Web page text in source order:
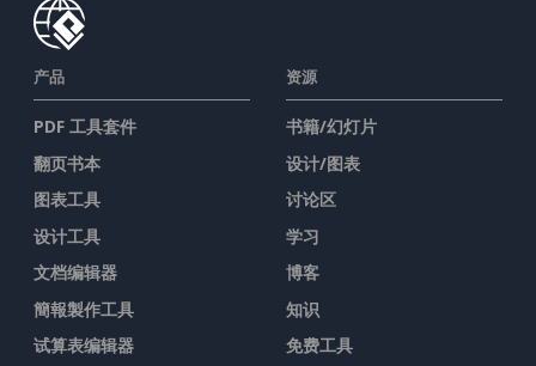
产品
PDF 工具套件
翻页书本
图表工具
设计工具
文档编辑器
簡報製作工具
试算表编辑器
资源
书籍/幻灯片
设计/图表
讨论区
学习
博客
知识
免费工具